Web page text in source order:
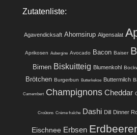
Zutatenliste:
Agavendicksaft Ahornsirup Algensalat
Aprikosen Aubergine Avocado Bacon Baiser
Birnen Biskuitteig Blumenkohl
Brötchen Burgerbun Butterkekse Buttermilch
Camembert Champignons Cheddar
Croûtons Crème fraîche Dashi Dill Dinner
Eischnee Erbsen